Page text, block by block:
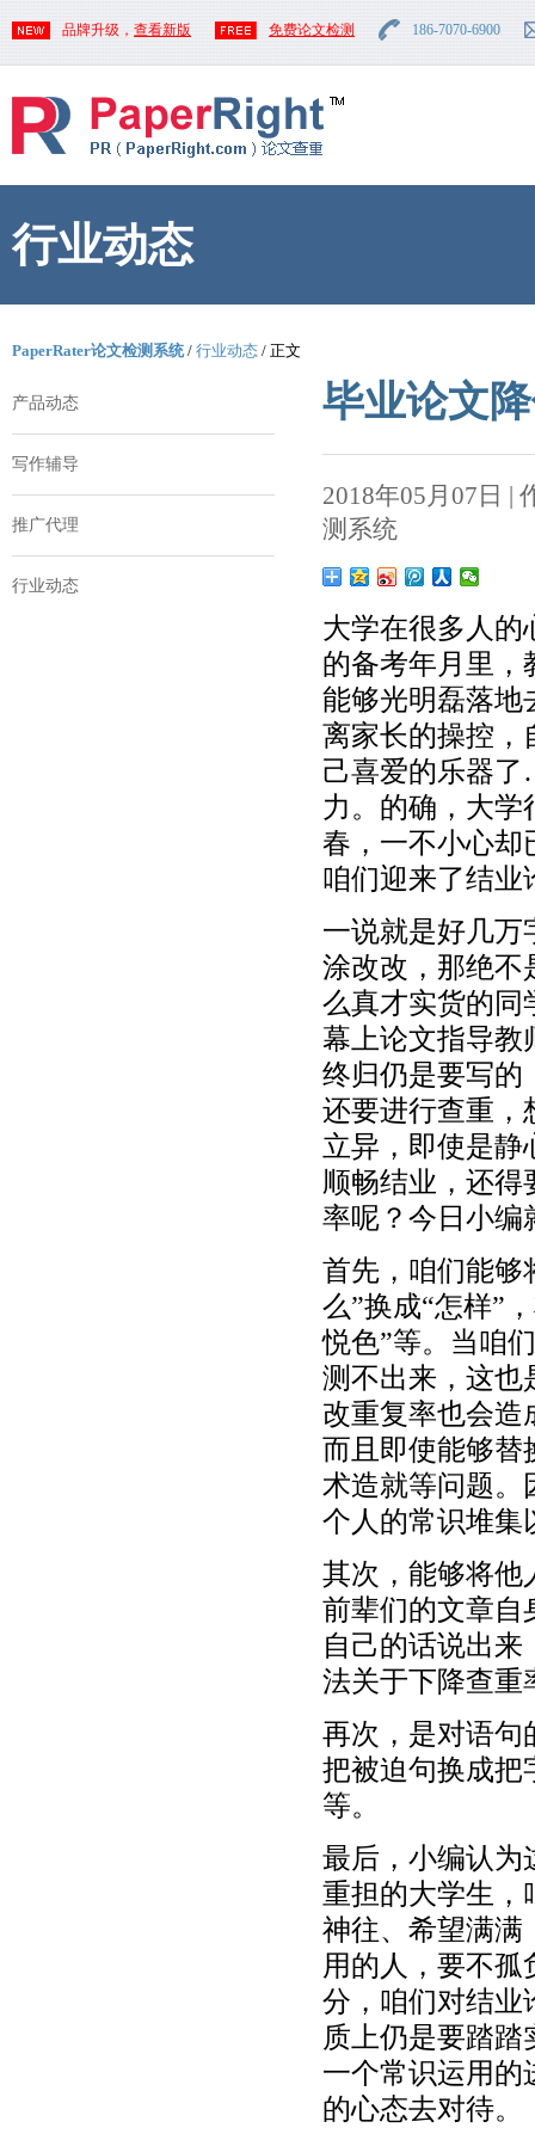
品牌升级， 查看新版 免费论文检测 186-7070-6900
行业动态
PaperRater论文检测系统/ 行业动态 / 正文
产品动态
写作辅导
推广代理
行业动态
毕业论文
2018年05月07日 |
测系统
大学在很多人的
的备考年月里，
能够光明磊落地
离家长的操控，
己喜爱的乐器
力。的确，大
春，一不小心却
咱们迎来了结业
一说就是好几万
涂改改，那绝不
么真才实货的同
幕上论文指导教
终归仍是要写的
还要进行查重，
立异，即使是静
顺畅结业，还
率呢？今日小编
首先，咱们能够
么”换成“怎样”
悦色”等。当咱
测不出来，这也
改重复率也会造
而且即使能够替
术造就等问题。
个人的常识堆集
其次，能够将他
前辈们的文章自
自己的话说出
法关于下降查重
再次，是对语句
把被迫句换成把
等。
最后，小编认为
重担的大学生，
神往、希望满满
用的人，要不
分，咱们对结业
质上仍是要踏
一个常识运用的
的心态去对待。